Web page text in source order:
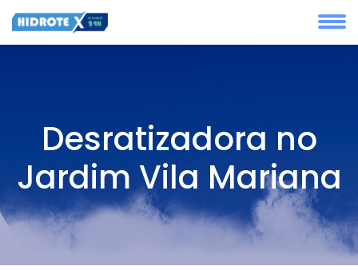
Desratizadora no
Jardim Vila Mariana